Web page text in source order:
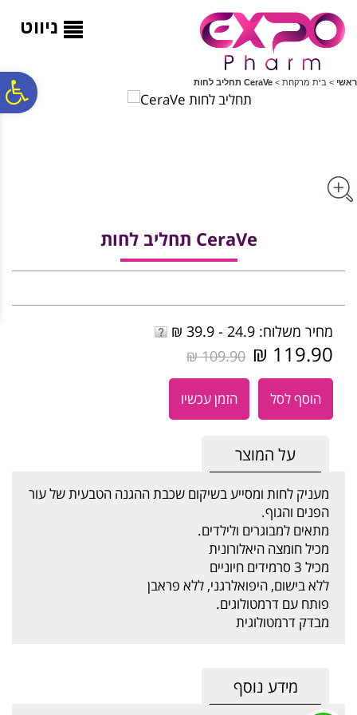
ניווט
ראשי > בית מרקחת > CeraVe תחליב לחות
CeraVe תחליב לחות
מחיר משלוח: 24.9 - 39.9 ₪
119.90 ₪
109.90 ₪
הוסף לסל הזמן עכשיו
על המוצר
מעניק לחות ומסייע בשיקום שכבת ההגנה הטבעית של עור
הפנים והגוף.
מתאים למבוגרים ולילדים.
מכיל חומצה היאלורונית
מכיל 3 סרמידים חיוניים
ללא בישום, היפואלרגני, ללא פראבן
פותח עם דרמטולוגים.
מבדק דרמטולוגית
מידע נוסף